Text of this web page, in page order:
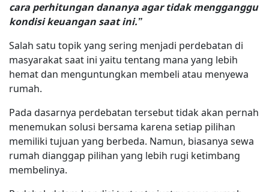
cara perhitungan dananya agar tidak mengganggu
kondisi keuangan saat ini.”
Salah satu topik yang sering menjadi perdebatan di
masyarakat saat ini yaitu tentang mana yang lebih
hemat dan menguntungkan membeli atau menyewa
rumah.
Pada dasarnya perdebatan tersebut tidak akan pernah
menemukan solusi bersama karena setiap pilihan
memiliki tujuan yang berbeda. Namun, biasanya sewa
rumah dianggap pilihan yang lebih rugi ketimbang
membelinya.